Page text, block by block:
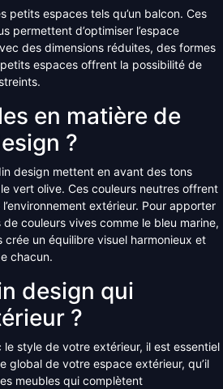
petits espaces tels qu’un balcon. Ces
permettent d’optimiser l’espace
des dimensions réduites, des formes
espaces offrent la possibilité de
en matière de
?
design mettent en avant des tons
vert olive. Ces couleurs neutres offrent
extérieur. Pour apporter
couleurs vives comme le bleu marine,
crée un équilibre visuel harmonieux et
chacun.
design qui
?
style de votre extérieur, il est essentiel
global de votre espace extérieur, qu’il
meubles qui complètent